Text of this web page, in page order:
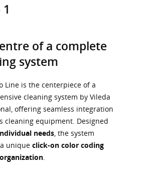
of a complete
system
Line is the centerpiece of a
cleaning system by Vileda
offering seamless integration
cleaning equipment. Designed
needs , the system
unique click-on color coding